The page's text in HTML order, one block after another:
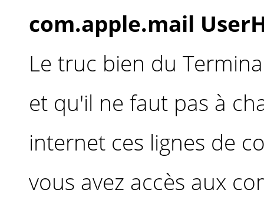
com.apple.mail
Le truc bien du
et qu'il ne faut pas à
internet ces lignes de
vous avez accès aux